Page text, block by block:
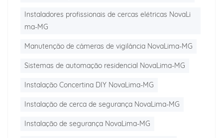
Instaladores profissionais de cercas elétricas NovaLi
ma-MG
Manutenção de câmeras de vigilância NovaLima-MG
Sistemas de automação residencial NovaLima-MG
Instalação Concertina DIY NovaLima-MG
Instalação de cerca de segurança NovaLima-MG
Instalação de segurança NovaLima-MG